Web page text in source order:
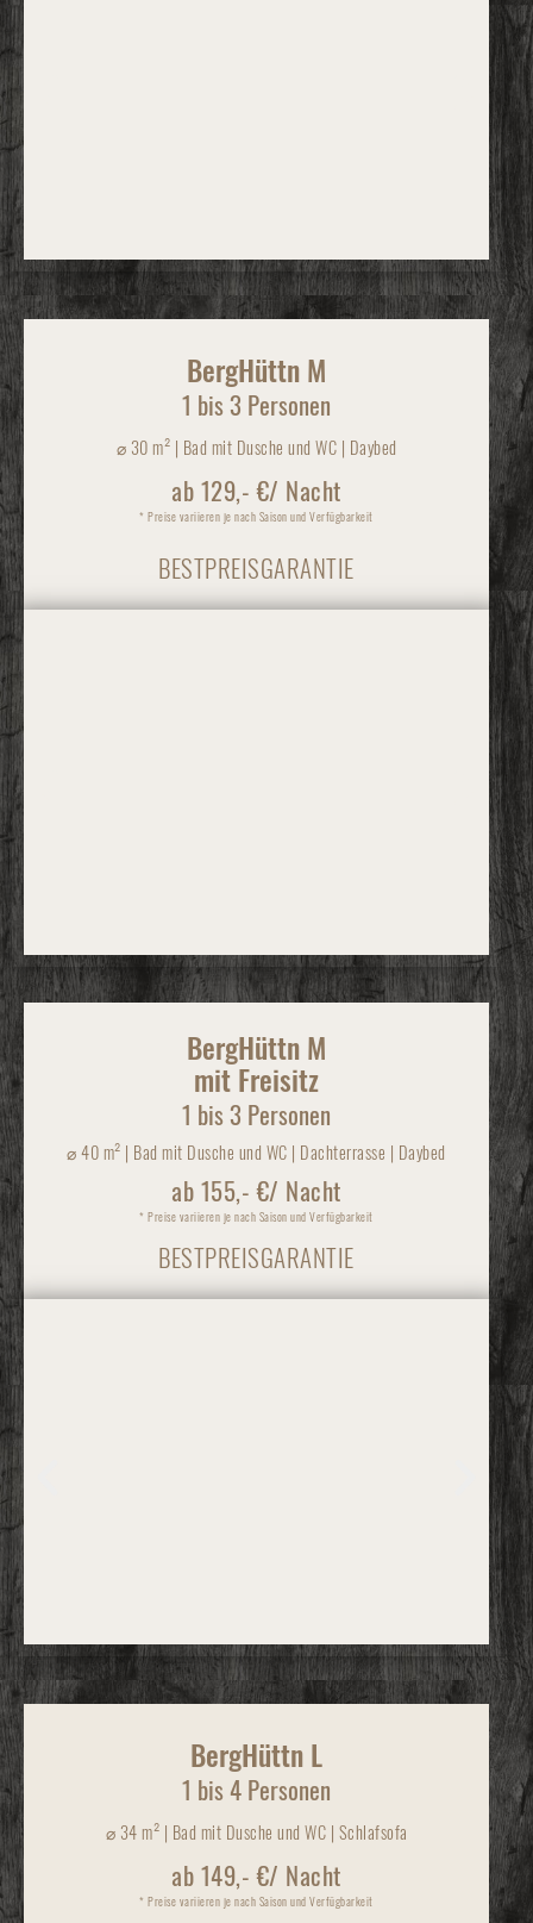
BergHüttn M
1 bis 3 Personen
⌀ 30 m² | Bad mit Dusche und WC | Daybed
ab 129,- €/ Nacht
* Preise variieren je nach Saison und Verfügbarkeit
BESTPREISGARANTIE
BergHüttn M
mit Freisitz
1 bis 3 Personen
⌀40 m² | Bad mit Dusche und WC | Dachterrasse | Daybed
ab 155,- €/ Nacht
* Preise variieren je nach Saison und Verfügbarkeit
BESTPREISGARANTIE
BergHüttn L
1 bis 4 Personen
⌀ 34 m² | Bad mit Dusche und WC | Schlafsofa
ab 149,- €/ Nacht
* Preise variieren je nach Saison und Verfügbarkeit